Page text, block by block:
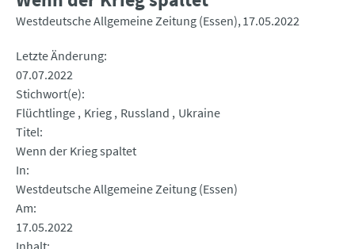
Westdeutsche Allgemeine Zeitung (Essen) 17.05.2022
Letzte Änderung
07.07.2022
Stichwort(e)
Flüchtlinge Krieg Russland
Ukraine
Titel
Wenn der Krieg spaltet
In
Westdeutsche Allgemeine Zeitung (Essen)
Am
17.05.2022